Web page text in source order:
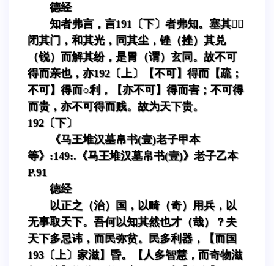
德经
知者弗言，言191〔下〕者弗知。塞其，
闭其门，和其光，同其尘，锉（挫）其兑
（锐）而解其纷，是胃（谓）玄同。故不可
得而亲也，亦192〔上〕【不可】得而【疏；
不可】得而○利，【亦不可】得而害；不可得
而贵，亦不可得而贱。故为天下贵。
192〔下〕
《马王堆汉墓帛书(壹)老子甲本
等》:149:.《马王堆汉墓帛书(壹)》老子乙本
P.91
德经
以正之（治）国，以畸（奇）用兵，以
无事取天下。吾何以知其然也才（哉）？夫
天下多忌讳，而民弥贫。民多利器，【而国
193〔上〕家滋】昏。【人多智慧，而奇物滋